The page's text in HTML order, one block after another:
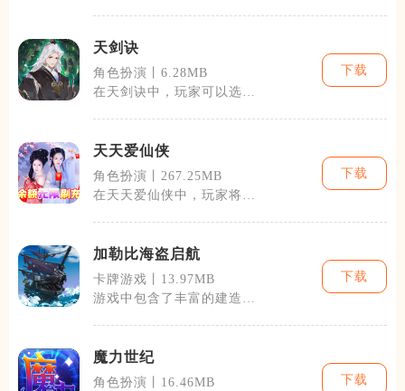
天剑诀
角色扮演丨6.28MB
在天剑诀中，玩家可以选择
下载
天天爱仙侠
角色扮演丨267.25MB
在天天爱仙侠中，玩家将开
下载
加勒比海盗启航
卡牌游戏丨13.97MB
游戏中包含了丰富的建造系
下载
魔力世纪
角色扮演丨16.46MB
下载